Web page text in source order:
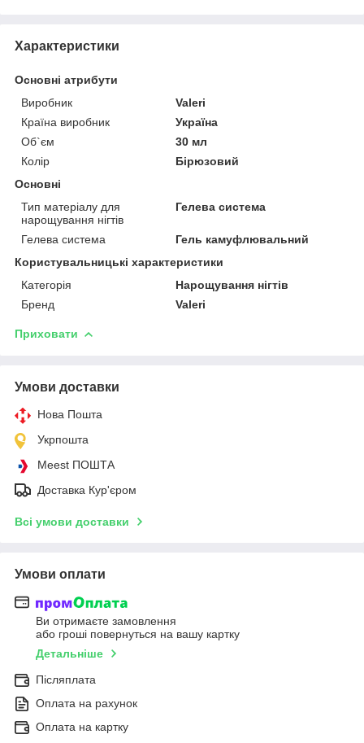
Характеристики
Основні атрибути
Виробник
Valeri
Країна виробник
Україна
Об`єм
30 мл
Колір
Бірюзовий
Основні
Тип матеріалу для
нарощування нігтів
Гелева система
Гелева система
Гель камуфлювальний
Користувальницькі характеристики
Категорія
Нарощування нігтів
Бренд
Valeri
Приховати
Умови доставки
Нова Пошта
Укрпошта
Meest ПОШТА
Доставка Кур'єром
Всі умови доставки
Умови оплати
Ви отримаєте замовлення
або гроші повернуться на вашу картку
Детальніше
Післяплата
Оплата на рахунок
Оплата на картку